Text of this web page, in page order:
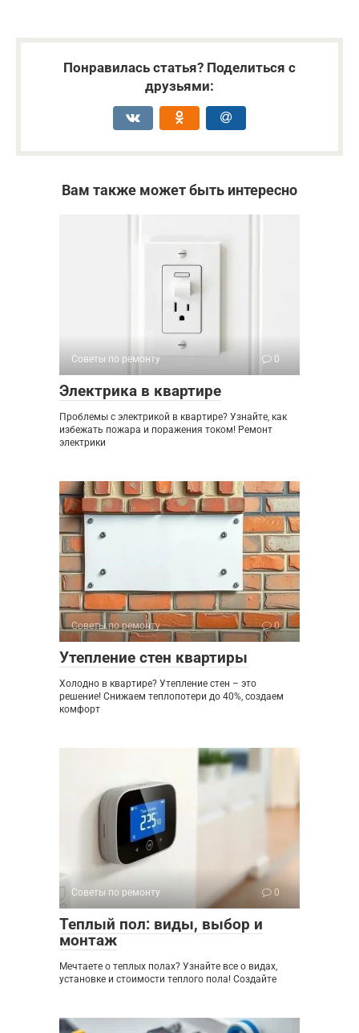
Понравилась статья? Поделиться с
друзьями:
Вам также может быть интересно
Советы по ремонту 0
Электрика в квартире
Проблемы с электрикой в квартире? Узнайте, как
избежать пожара и поражения током! Ремонт
электрики
Советы по ремонту 0
Утепление стен квартиры
Холодно в квартире? Утепление стен – это
решение! Снижаем теплопотери до 40%, создаем
комфорт
Советы по ремонту 0
Теплый пол: виды, выбор и
монтаж
Мечтаете о теплых полах? Узнайте все о видах,
установке и стоимости теплого пола! Создайте